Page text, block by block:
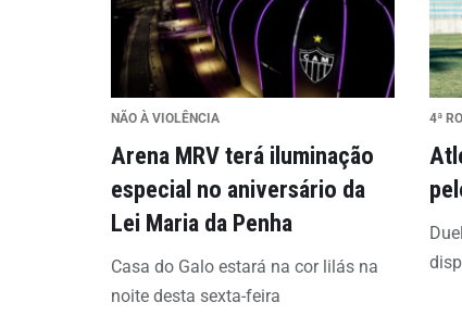
NÃO À VIOLÊNCIA
Arena MRV terá iluminação
especial no aniversário da
Lei Maria da Penha
Casa do Galo estará na cor lilás na
noite desta sexta-feira
4ª